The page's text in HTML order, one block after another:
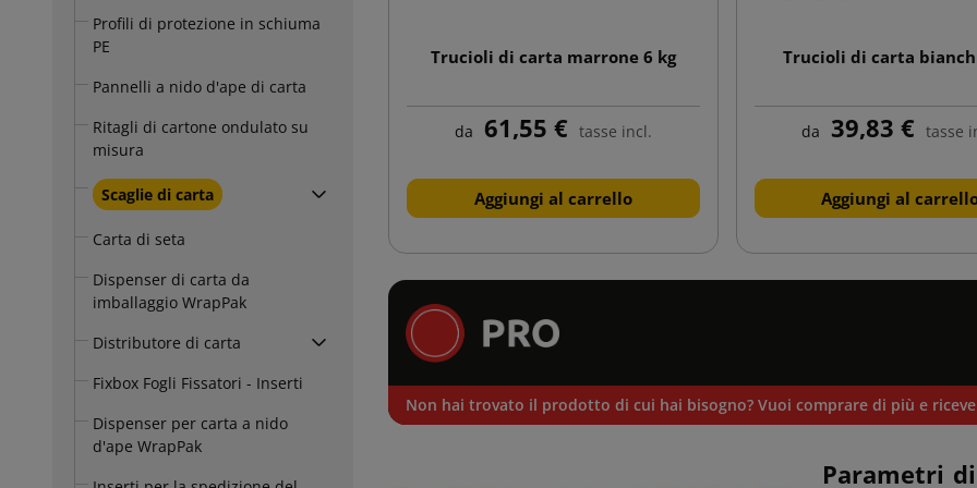
Profili di protezione in schiuma
PE
Pannelli a nido d'ape di carta
Ritagli di cartone ondulato su
misura
Scaglie di carta
Carta di seta
Dispenser di carta da
imballaggio WrapPak
Distributore di carta
Fixbox Fogli Fissatori - Inserti
Dispenser per carta a nido
d'ape WrapPak
Trucioli di carta marrone 6 kg
da 61,55 € tasse incl.
Aggiungi al carrello
Trucioli di carta
da 39,83 € tasse
Aggiungi al
Non hai trovato il prodotto di cui hai bisogno? Vuoi comprare di più e
Parametri